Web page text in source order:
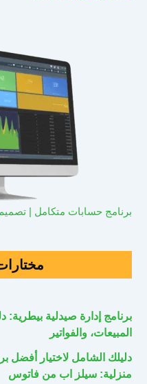
برنامج حسابات متكامل | تصميم
برنامج إدارة صيدلية بيطرية:
المبيعات، والفواتير
دليلك الشامل لاختيار أفضل
منزلية: سيلز اب من فاتوس